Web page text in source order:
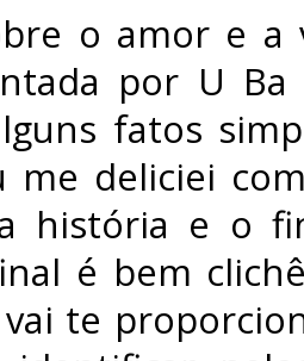
o amor e
por U
fatos
me deliciei
história e o
é bem
te